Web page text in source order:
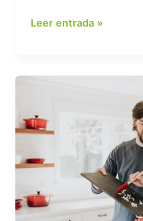
Leer entrada »
inversión
protegida